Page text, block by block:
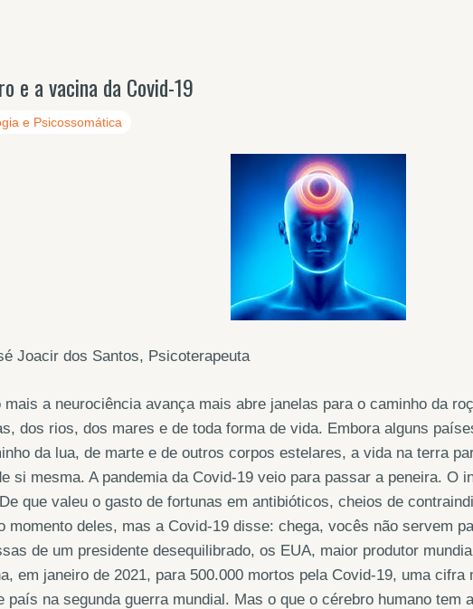
e a vacina da Covid-19
e Psicossomática
Joacir dos Santos, Psicoterapeuta
mais a neurociência avança mais abre janelas para o caminho da
dos rios, dos mares e de toda forma de vida. Embora alguns
da lua, de marte e de outros corpos estelares, a vida na terra
si mesma. A pandemia da Covid-19 veio para passar a peneira. O
que valeu o gasto de fortunas em antibióticos, cheios de
momento deles, mas a Covid-19 disse: chega, vocês não servem
de um presidente desequilibrado, os EUA, maior produtor
em janeiro de 2021, para 500.000 mortos pela Covid-19, uma cifra
país na segunda guerra mundial. Mas o que o cérebro humano tem